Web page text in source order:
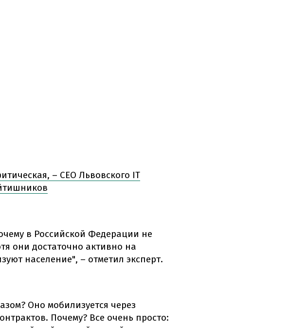
– CEO Львовского IT
в Российской Федерации не
они достаточно активно на
население", – отметил эксперт.
Оно мобилизуется через
Почему? Все очень просто: